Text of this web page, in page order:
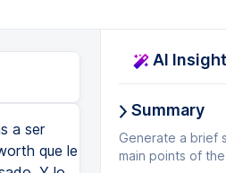
que no voy a salir con mis amigos? Y ese es el primer proceso del filtro. Aquí es cuando muchos de ustedes se van a salir. Todo el mundo quiere ser millonario. Hasta que llegue el trabajo. Hasta que lleguen los sacrificios. Hasta que llegue a tener que hacer las cosas difíciles que nadie más quiere hacer. Ahí está el filtro número uno. Y él fue parte de ese filtro. Inmediatamente me puso todas las excusas. Manejar hora y media es nada. Cuando yo iba al colegio, yo manejaba hora veinte para llegar a mi colegio, a mi uni. Y todavía construía esta compañía, tenía trabajo y iba al gimnasio. No hay excusas. Y yo me acuerdo que a ese punto de mi vida yo quería cuitear tanto, bro. Me sentía exhausto. Y no entendía lo que estaba pasando. Yo tenía dieciocho años. Pero ahora. Ahora sí lo entiendo. En retrospecto. Y ahora que lo analizo. Entiendo perfectamente. Me estaba construyendo al hombre que necesitaba ser para
AI
Summary
Generate a brief
main points of